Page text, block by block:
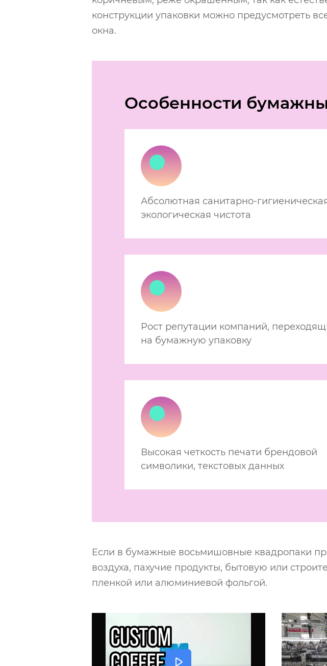
конструкции упаковки можно предусмотреть
окна.
Особенности
Абсолютная санитарно-
экологическая чистота
Рост репутации компаний,
на бумажную упаковку
Высокая четкость печати брендовой
символики, текстовых данных
Если в бумажные восьмишовные квадропаки
воздуха, пахучие продукты, бытовую или
пленкой или алюминиевой фольгой.